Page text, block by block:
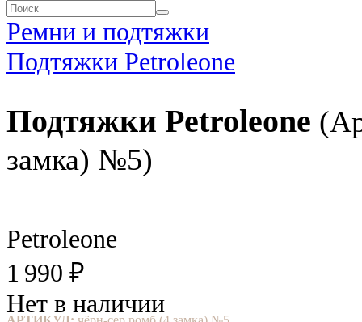
Ремни и подтяжки
Подтяжки Petroleone
Подтяжки Petroleone
замка) №5)
Petroleone
1 990 ₽
Нет в наличии